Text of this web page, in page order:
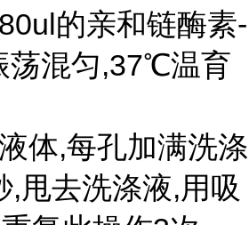
的亲和链酶素-
荡混匀,37℃温育
体,每孔加满洗涤
,甩去洗涤液,用吸